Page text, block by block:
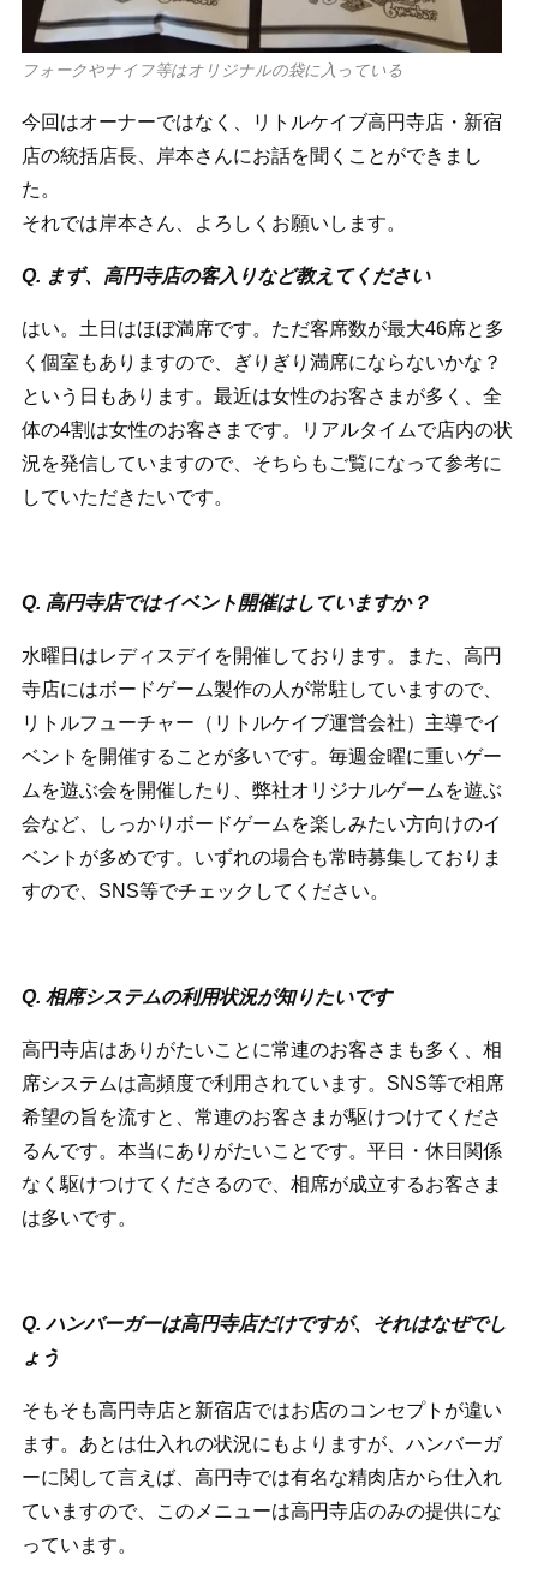
フォークやナイフ等はオリジナルの袋に入っている
今回はオーナーではなく、リトルケイブ高円寺店・新宿
店の統括店長、岸本さんにお話を聞くことができまし
た。
それでは岸本さん、よろしくお願いします。
Q. まず、高円寺店の客入りなど教えてください
はい。土日はほぼ満席です。ただ客席数が最大46席と多
く個室もありますので、ぎりぎり満席にならないかな？
という日もあります。最近は女性のお客さまが多く、全
体の4割は女性のお客さまです。リアルタイムで店内の状
況を発信していますので、そちらもご覧になって参考に
していただきたいです。
Q. 高円寺店ではイベント開催はしていますか？
水曜日はレディスデイを開催しております。また、高円
寺店にはボードゲーム製作の人が常駐していますので、
リトルフューチャー（リトルケイブ運営会社）主導でイ
ベントを開催することが多いです。毎週金曜に重いゲー
ムを遊ぶ会を開催したり、弊社オリジナルゲームを遊ぶ
会など、しっかりボードゲームを楽しみたい方向けのイ
ベントが多めです。いずれの場合も常時募集しておりま
すので、SNS等でチェックしてください。
Q. 相席システムの利用状況が知りたいです
高円寺店はありがたいことに常連のお客さまも多く、相
席システムは高頻度で利用されています。SNS等で相席
希望の旨を流すと、常連のお客さまが駆けつけてくださ
るんです。本当にありがたいことです。平日・休日関係
なく駆けつけてくださるので、相席が成立するお客さま
は多いです。
Q. ハンバーガーは高円寺店だけですが、それはなぜでし
ょう
そもそも高円寺店と新宿店ではお店のコンセプトが違い
ます。あとは仕入れの状況にもよりますが、ハンバーガ
ーに関して言えば、高円寺では有名な精肉店から仕入れ
ていますので、このメニューは高円寺店のみの提供にな
っています。